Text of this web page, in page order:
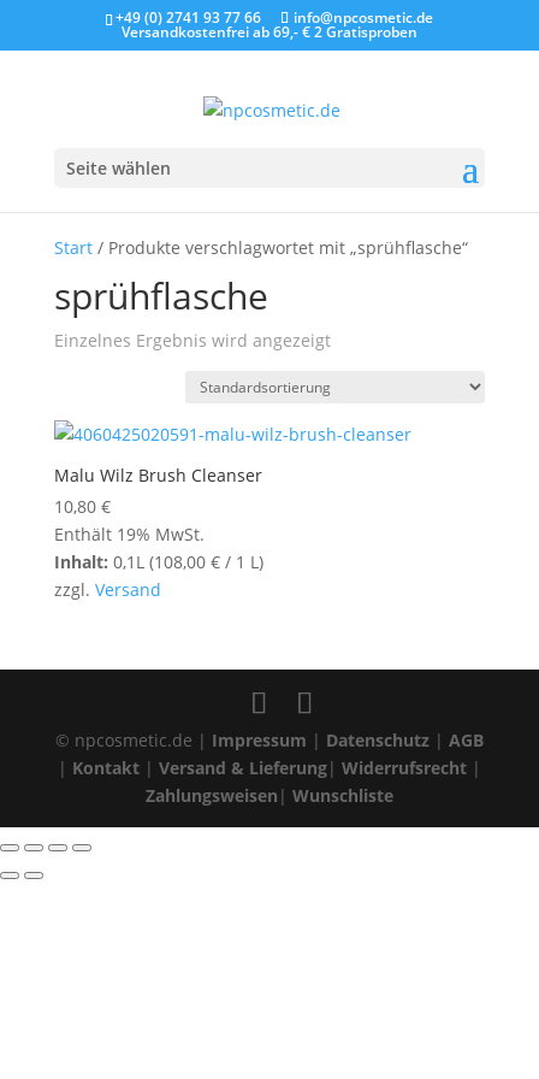
+49 (0) 2741 93 77 66 info@npcosmetic.de
Versandkostenfrei ab 69,- €2 Gratisproben
Seite wählen
Start/ Produkte verschlagwortet mit „sprühflasche“
sprühflasche
Einzelnes Ergebnis wird angezeigt
Malu Wilz Brush Cleanser
10,80 €
Enthält 19% MwSt.
Inhalt: 0,1L (108,00 €/ 1 L)
zzgl. Versand
© npcosmetic.de | Impressum | Datenschutz| AGB
| Kontakt| Versand & Lieferung| Widerrufsrecht|
Zahlungsweisen | Wunschliste